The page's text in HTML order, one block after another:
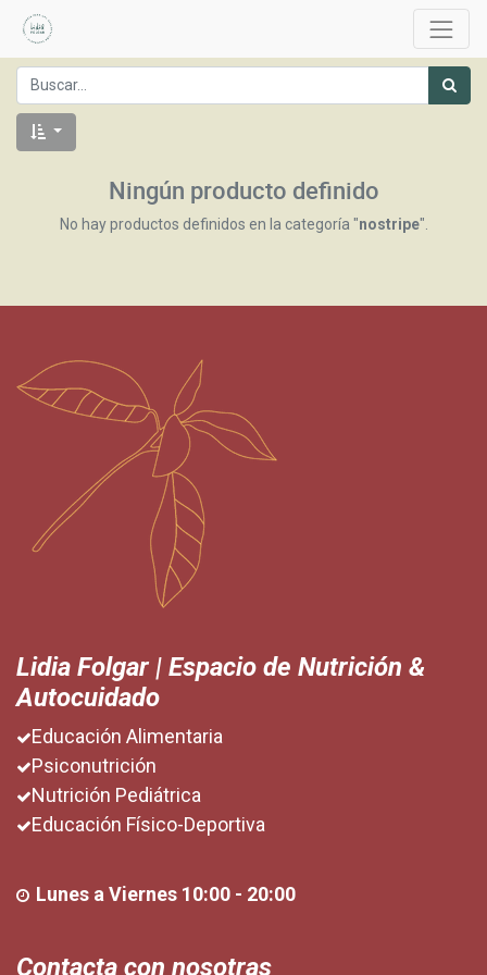
Ningún producto definido
No hay productos definidos en la categoría "nostripe".
Lidia Folgar | Espacio de Nutrición &
Autocuidado
Educación Alimentaria
Psiconutrición
Nutrición Pediátrica
Educación Físico-Deportiva
Lunes a Viernes 10:00 - 20:00
Contacta con nosotras